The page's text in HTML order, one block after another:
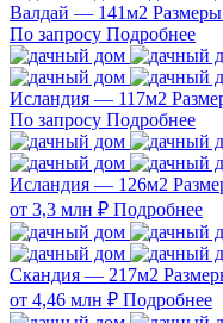
Валдай — 141м2
По запросу Подробнее
Исландия — 117м2
По запросу Подробнее
Исландия — 126м2
от 3,3 млн ₽ Подробнее
Скандия — 217м2
от 4,46 млн ₽ Подробнее